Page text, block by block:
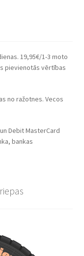
19,95€/1-3 moto
pievienotās vērtības
no ražotnes. Vecos
Debit MasterCard
bankas